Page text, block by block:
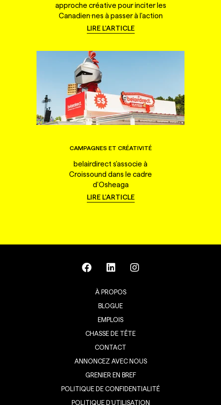
approche créative pour inciter les
Canadien·nes à passer à l'action
LIRE L'ARTICLE
CAMPAGNES ET CRÉATIVITÉ
belairdirect s'associe à
Croissound dans le cadre
d'Osheaga
LIRE L'ARTICLE
À PROPOS
BLOGUE
EMPLOIS
CHASSE DE TÊTE
CONTACT
ANNONCEZ AVEC NOUS
GRENIER EN BREF
POLITIQUE DE CONFIDENTIALITÉ
POLITIQUE D’UTILISATION